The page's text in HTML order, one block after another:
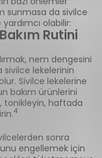
sunmasa da sivilce
olabilir:
Rutini
nem dengesini
sivilce lekelerinin
Sivilce lekelerine
bakım ürünlerini
tonikleyin, haftada
4
sonra
engellemek için